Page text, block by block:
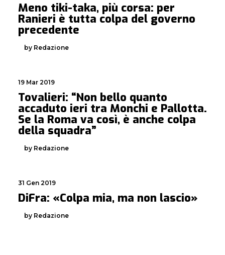
Meno tiki-taka, più corsa: per
Ranieri è tutta colpa del governo
precedente
by Redazione
19 Mar 2019
Tovalieri: “Non bello quanto
accaduto ieri tra Monchi e Pallotta.
Se la Roma va così, è anche colpa
della squadra”
by Redazione
31 Gen 2019
DiFra: «Colpa mia, ma non lascio»
by Redazione